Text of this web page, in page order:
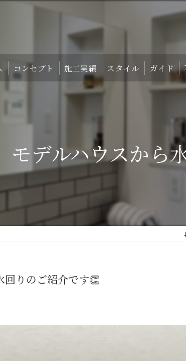
コンセプト
家づくりのコンセプト
アバウト
施工実績 スタイル
HOMA-STYLE
ガイド
住まいの
モデルハウスから
回りのご紹介です👏